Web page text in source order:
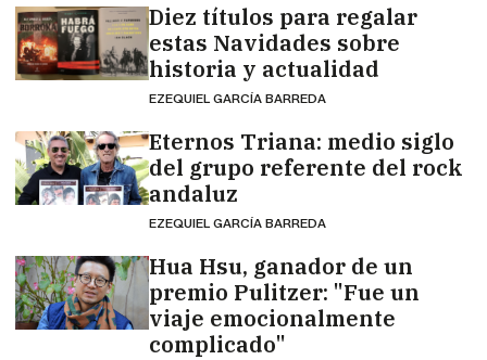
Diez títulos para regalar
estas Navidades sobre
historia y actualidad
EZEQUIEL GARCÍA BARREDA
Eternos Triana: medio siglo
del grupo referente del rock
andaluz
EZEQUIEL GARCÍA BARREDA
Hua Hsu, ganador de un
premio Pulitzer: "Fue un
viaje emocionalmente
complicado"